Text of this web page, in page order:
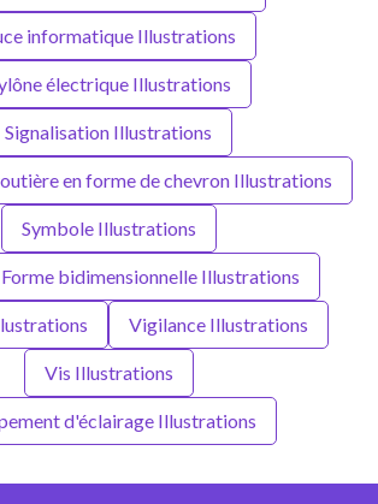
informatique Illustrations
électrique Illustrations
Signalisation Illustrations
en forme de chevron Illustrations
Symbole Illustrations
bidimensionnelle Illustrations
Vigilance Illustrations
Vis Illustrations
d'éclairage Illustrations